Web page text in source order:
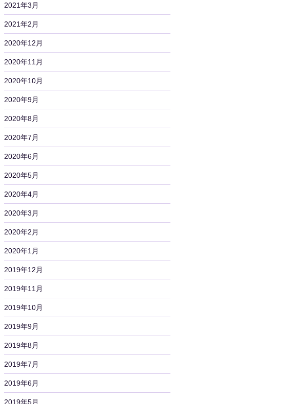
2021年3月
2021年2月
2020年12月
2020年11月
2020年10月
2020年9月
2020年8月
2020年7月
2020年6月
2020年5月
2020年4月
2020年3月
2020年2月
2020年1月
2019年12月
2019年11月
2019年10月
2019年9月
2019年8月
2019年7月
2019年6月
2019年5月